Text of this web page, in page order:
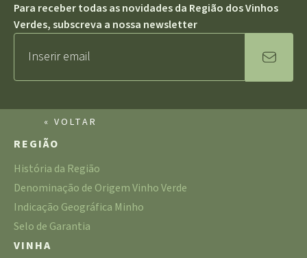
Para receber todas as novidades da Região dos Vinhos
Verdes, subscreva a nossa newsletter
« VOLTAR
REGIÃO
História da Região
Denominação de Origem Vinho Verde
Indicação Geográfica Minho
Selo de Garantia
VINHA